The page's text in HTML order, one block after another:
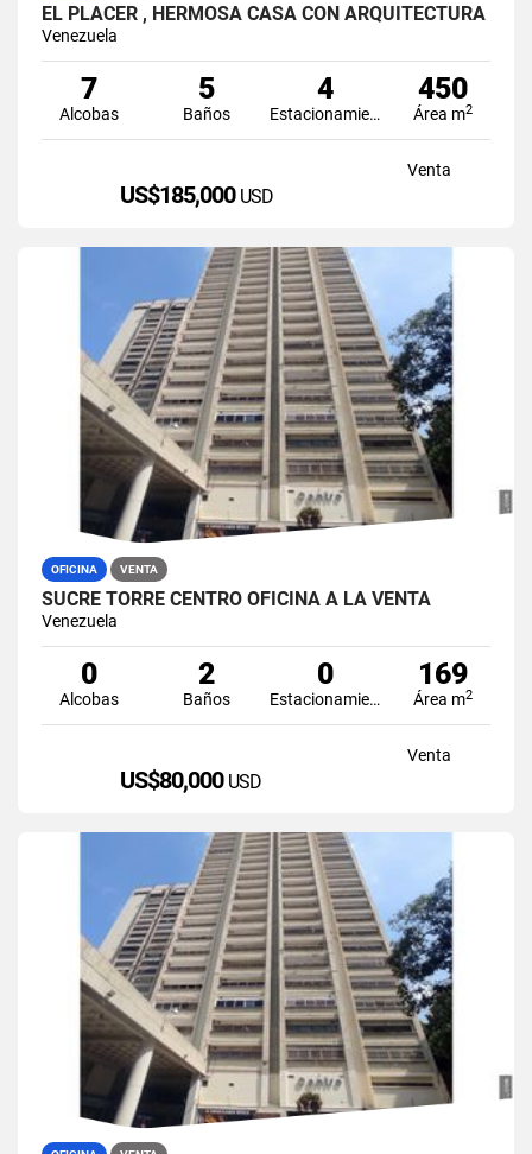
EL PLACER , HERMOSA CASA CON ARQUITECTURA
Venezuela
7
Alcobas
5
Baños
4
Estacionamiento
450
Área m2
Venta
US$185,000 USD
OFICINA VENTA
SUCRE TORRE CENTRO OFICINA A LA VENTA
Venezuela
0
Alcobas
2
Baños
0
Estacionamiento
169
Área m2
Venta
US$80,000 USD